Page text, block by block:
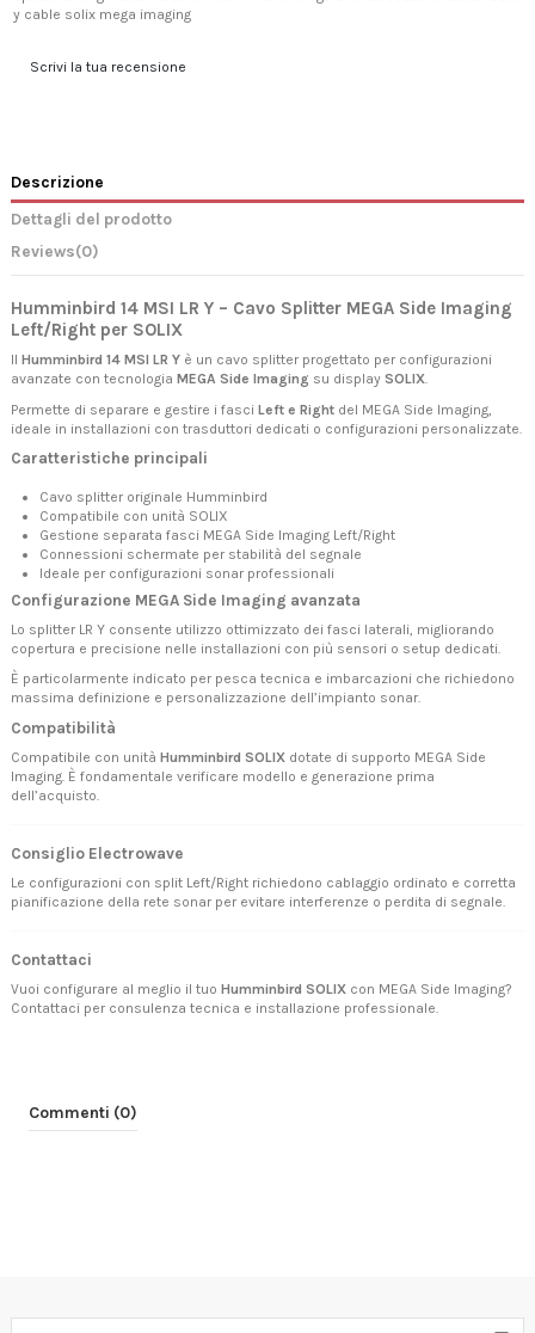
y cable solix mega imaging
Scrivi la tua recensione
Descrizione
Dettagli del prodotto
Reviews(0)
Humminbird 14 MSI LR Y – Cavo Splitter MEGA Side Imaging
Left/Right per SOLIX
Il Humminbird 14 MSI LR Y è un cavo splitter progettato per configurazioni
avanzate con tecnologia MEGA Side Imaging su display SOLIX.
Permette di separare e gestire i fasci Left e Right del MEGA Side Imaging,
ideale in installazioni con trasduttori dedicati o configurazioni personalizzate.
Caratteristiche principali
Cavo splitter originale Humminbird
Compatibile con unità SOLIX
Gestione separata fasci MEGA Side Imaging Left/Right
Connessioni schermate per stabilità del segnale
Ideale per configurazioni sonar professionali
Configurazione MEGA Side Imaging avanzata
Lo splitter LR Y consente utilizzo ottimizzato dei fasci laterali, migliorando
copertura e precisione nelle installazioni con più sensori o setup dedicati.
È particolarmente indicato per pesca tecnica e imbarcazioni che richiedono
massima definizione e personalizzazione dell’impianto sonar.
Compatibilità
Compatibile con unità Humminbird SOLIX dotate di supporto MEGA Side
Imaging. È fondamentale verificare modello e generazione prima
dell’acquisto.
Consiglio Electrowave
Le configurazioni con split Left/Right richiedono cablaggio ordinato e corretta
pianificazione della rete sonar per evitare interferenze o perdita di segnale.
Contattaci
Vuoi configurare al meglio il tuo Humminbird SOLIX con MEGA Side Imaging?
Contattaci per consulenza tecnica e installazione professionale.
Commenti (0)